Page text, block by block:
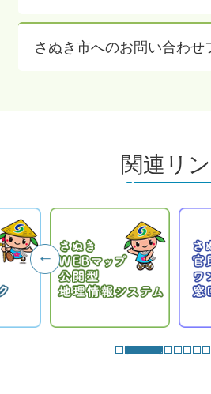
さぬき市へのお問い合わせ
関連リ